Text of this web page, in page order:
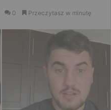
0 Przeczytasz w minutę